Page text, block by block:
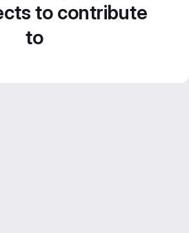
to contribute
to